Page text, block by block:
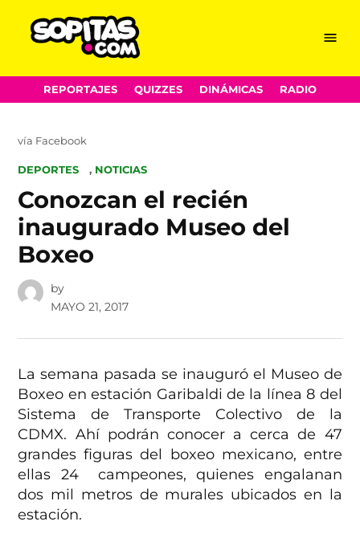
Skip
to
Menu
REPORTAJES QUIZZES DINÁMICAS RADIO
vía Facebook
POSTED
DEPORTES , NOTICIAS
Conozcan el recién
inaugurado Museo del
Boxeo
by
MAYO 21, 2017
La semana pasada se inauguró el Museo de
Boxeo en estación Garibaldi de la línea 8 del
Sistema de Transporte Colectivo de la
CDMX. Ahí podrán conocer a cerca de 47
grandes figuras del boxeo mexicano, entre
ellas 24 campeones, quienes engalanan
dos mil metros de murales ubicados en la
estación.